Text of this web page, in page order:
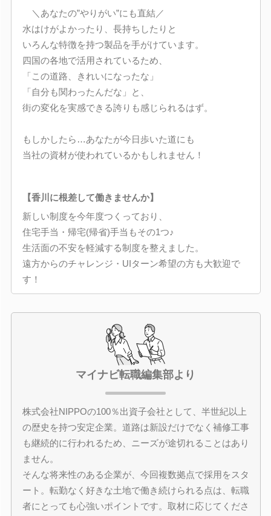
＼あなたの”やりがい”にも直結／
水はけがよかったり、長持ちしたりと
いろんな特徴を持つ製品を手がけています。
四国の各地で活用されているため、
「この道路、きれいになったな」
「自分も関わったんだな」と、
街の変化を実感できる誇りも感じられるはず。
もしかしたら…あなたが今日歩いた道にも
当社の資材が使われているかもしれません！
【香川に根差して働きませんか】
新しい制度を今年度つくっており、
住宅手当・帰宅(帰省)手当もその1つ♪
生活面の不安を軽減する制度を整えました。
遠方からのチャレンジ・UIターン希望の方も大歓迎で
す！
マイナビ転職編集部より
株式会社NIPPOの100％出資子会社として、半世紀以上
の歴史を持つ安定企業。道路は新設だけでなく補修工事
も継続的に行われるため、ニーズが途切れることはあり
ません。
そんな将来性のある企業が、今回複数拠点で採用をスタ
ート。転勤なく好きな土地で働き続けられる点は、転職
者にとっても心強いポイントです。取材に応じてくださ